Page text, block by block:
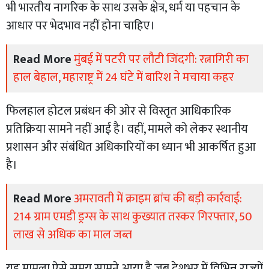
भी भारतीय नागरिक के साथ उसके क्षेत्र, धर्म या पहचान के
आधार पर भेदभाव नहीं होना चाहिए।
Read Moreमुंबई में पटरी पर लौटी जिंदगी: रत्नागिरी का
हाल बेहाल, महाराष्ट्र में 24 घंटे में बारिश ने मचाया कहर
फिलहाल होटल प्रबंधन की ओर से विस्तृत आधिकारिक
प्रतिक्रिया सामने नहीं आई है। वहीं, मामले को लेकर स्थानीय
प्रशासन और संबंधित अधिकारियों का ध्यान भी आकर्षित हुआ
है।
Read Moreअमरावती में क्राइम ब्रांच की बड़ी कार्रवाई:
214 ग्राम एमडी ड्रग्स के साथ कुख्यात तस्कर गिरफ्तार, 50
लाख से अधिक का माल जब्त